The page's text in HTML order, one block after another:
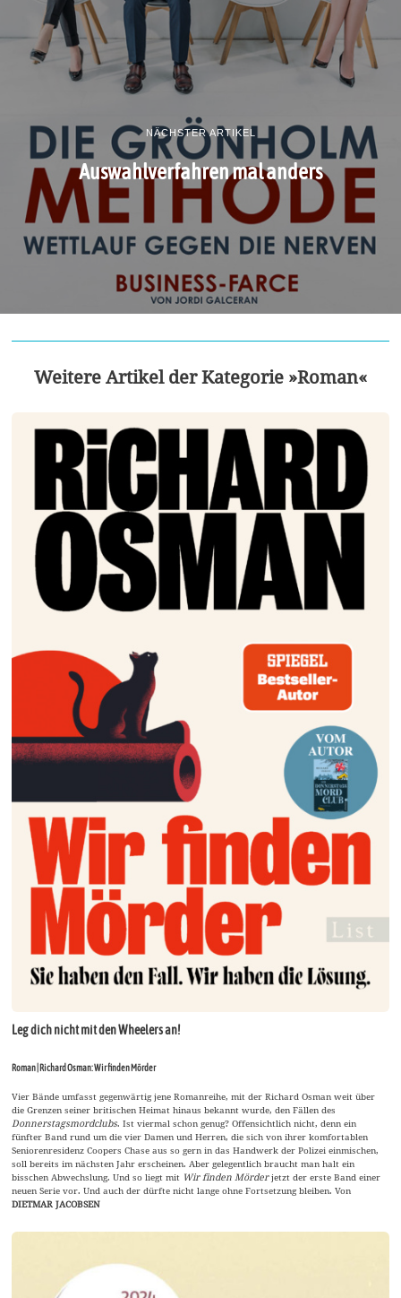
NÄCHSTER ARTIKEL
Auswahlverfahren mal anders
Weitere Artikel der Kategorie »Roman«
Leg dich nicht mit den Wheelers an!
Roman | Richard Osman: Wir finden Mörder
Vier Bände umfasst gegenwärtig jene Romanreihe, mit der Richard Osman weit über
die Grenzen seiner britischen Heimat hinaus bekannt wurde, den Fällen des
Donnerstagsmordclubs. Ist viermal schon genug? Offensichtlich nicht, denn ein
fünfter Band rund um die vier Damen und Herren, die sich von ihrer komfortablen
Seniorenresidenz Coopers Chase aus so gern in das Handwerk der Polizei einmischen,
soll bereits im nächsten Jahr erscheinen. Aber gelegentlich braucht man halt ein
bisschen Abwechslung. Und so liegt mit Wir finden Mörderjetzt der erste Band einer
neuen Serie vor. Und auch der dürfte nicht lange ohne Fortsetzung bleiben. Von
DIETMAR JACOBSEN